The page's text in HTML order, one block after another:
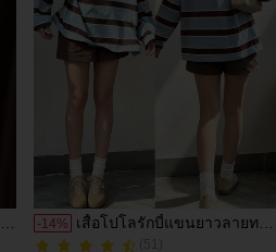
-14%
เสื้อโปโลรักบี้แขนยาวลายทาง
ลำลองสำหรับผู้หญิง, คอปกสี